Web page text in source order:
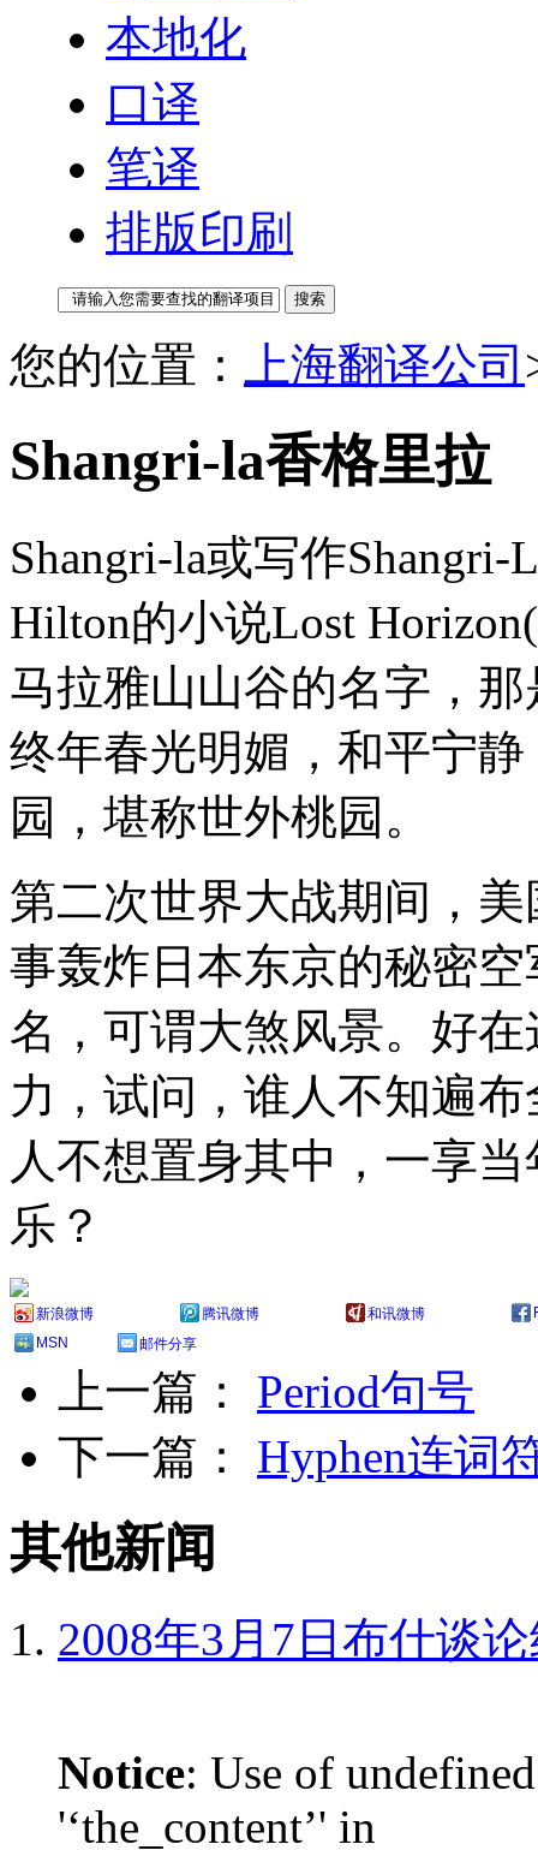
本地化
口译
笔译
排版印刷
您的位置： 上海翻译公司
Shangri-la香格里拉
Shangri-la或写作Shangri-
Hilton的小说Lost
马拉雅山山谷的名字，
终年春光明媚，和平宁
园，堪称世外桃园。
第二次世界大战期间，
事轰炸日本东京的秘密
名，可谓大煞风景。好
力，试问，谁人不知遍
人不想置身其中，一享
乐？
新浪微博 腾讯微博 和讯微博
MSN
邮件分享
上一篇： Period句号
下一篇： Hyphen连词
其他新闻
2008年3月7日布什谈
Notice: Use of
'‘the_content’' in